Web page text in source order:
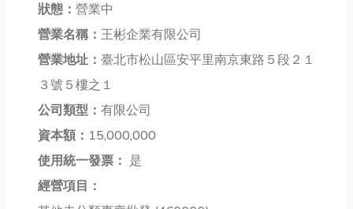
膠，省時又省
力，地板亮晶
晶踩起來才舒
家、辦公室還
是賣場，高雄
地毯清潔、...
驚喜。此次小
編將為各位愛
一份詳盡的南
極旅遊攻
水肥問題，還
狀態： 營業中
營業名稱： 王彬企業有限公司
營業地址： 臺北市松山區安平里南京東路５段２１
３號５樓之１
公司類型： 有限公司
資本額： 15,000,000
使用統一發票： 是
經營項目：